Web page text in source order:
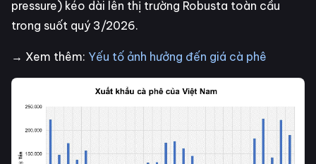
pressure) kéo dài lên thị trường Robusta toàn cầu
trong suốt quý 3/2026.
→ Xem thêm: Yếu tố ảnh hưởng đến giá cà phê